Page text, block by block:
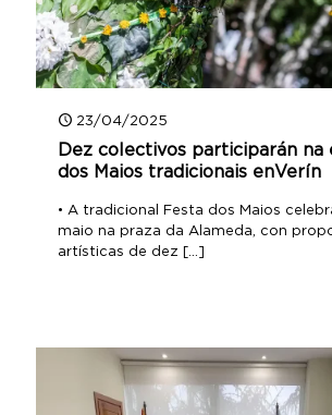
23/04/2025
Dez colectivos participarán na
dos Maios tradicionais enVerín
• A tradicional Festa dos Maios
maio na praza da Alameda, con
artísticas de dez […]